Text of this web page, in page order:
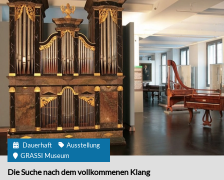
Dauerhaft
Ausstellung
GRASSI Museum
Die Suche nach dem vollkommenen Klang